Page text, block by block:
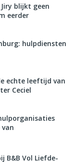
blijkt geen
eerder
hulpdiensten
echte leeftijd van
Ceciel
B&B Vol Liefde-